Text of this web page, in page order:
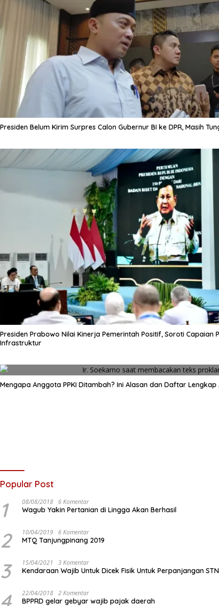
Presiden Belum Kirim Surpres Calon Gubernur BI ke DPR, Masih
Presiden Prabowo Nilai Kinerja Pemerintah Positif, Soroti Capaian
Infrastruktur
Mengapa Anggota PPKI Ditambah? Ini Alasan dan Daftar
Popular Post
1 08/08/2018 6 Komentar
Wagub Yakin Pertanian di Lingga Akan Berhasil
2 10/04/2019 6 Komentar
MTQ Tanjungpinang 2019
3 15/04/2021 3 Komentar
Kendaraan Wajib Untuk Dicek Fisik Untuk Perpanjangan
22/04/2018 2 Komentar
BPPRD gelar gebyar wajib pajak daerah